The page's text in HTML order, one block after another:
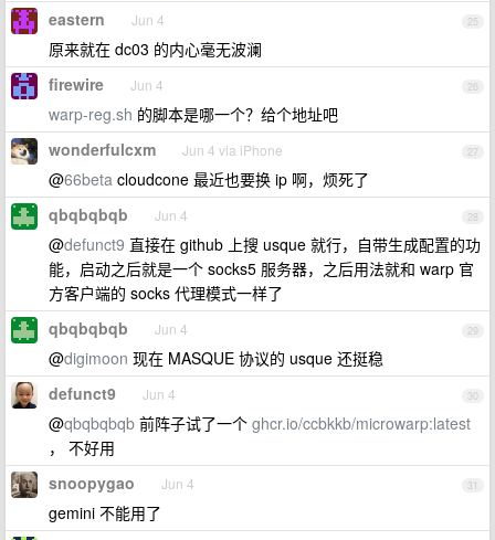
25
eastern Jun 4
原来就在 dc03 的内心毫无波澜
26
firewire Jun 4
warp-reg.sh 的脚本是哪一个？给个地址吧
27
wonderfulcxm Jun 4 via iPhone
@66beta cloudcone 最近也要换 ip 啊，烦死了
28
qbqbqbqb Jun 4
@defunct9 直接在 github 上搜 usque 就行，自带生成配置的功
能，启动之后就是一个 socks5 服务器，之后用法就和 warp 官
方客户端的 socks 代理模式一样了
29
qbqbqbqb Jun 4
@digimoon 现在 MASQUE 协议的 usque 还挺稳
30
defunct9 Jun 4
@qbqbqbqb 前阵子试了一个 ghcr.io/ccbkkb/microwarp:latest
， 不好用
31
snoopygao Jun 4
gemini 不能用了